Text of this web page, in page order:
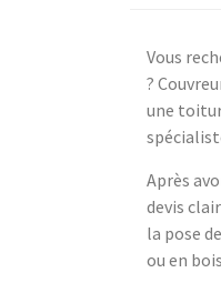
Vous
?
une
Après
devis
la pose
ou en